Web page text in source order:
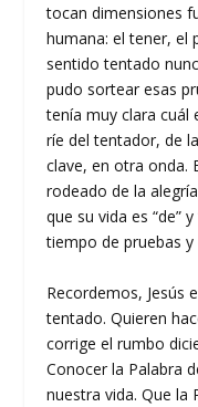
tocan dimensiones
humana: el tener, el
sentido tentado
pudo sortear esas
tenía muy clara cuál
ríe del tentador, de
clave, en otra onda.
rodeado de la
que su vida es “de”
tiempo de pruebas y
Recordemos, Jesús
tentado. Quieren
corrige el rumbo
Conocer la Palabra
nuestra vida. Que la